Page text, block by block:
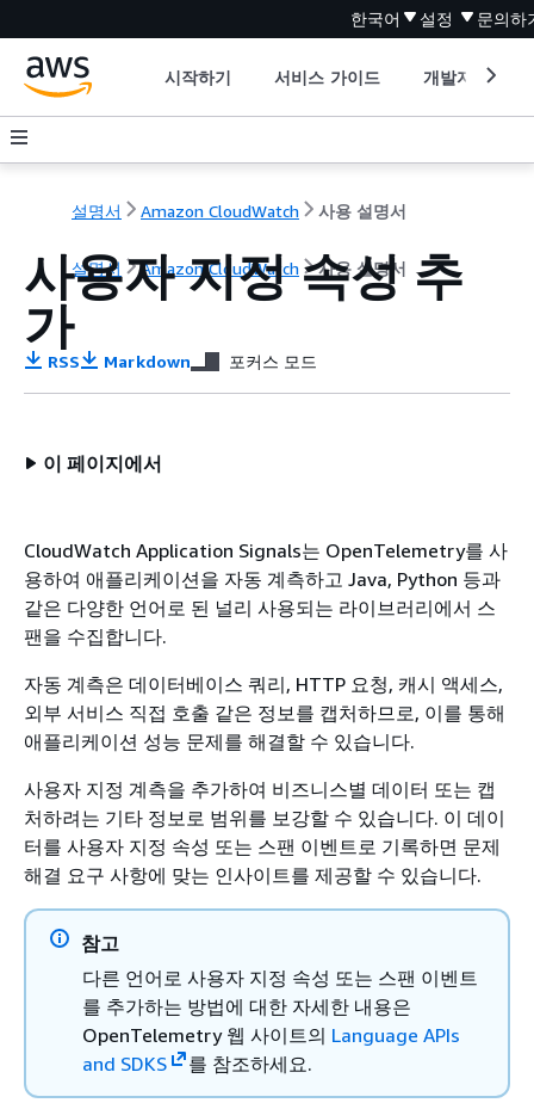
한국어 설정 문의하
시작하기 서비스 가이드 개발자 도구
설명서 Amazon CloudWatch 사용 설명서
설명서 Amazon CloudWatch 사용 설명서
사용자 지정 속성 추
가
RSS Markdown 포커스 모드
이 페이지에서
CloudWatch Application Signals는 OpenTelemetry를 사
용하여 애플리케이션을 자동 계측하고 Java, Python 등과
같은 다양한 언어로 된 널리 사용되는 라이브러리에서 스
팬을 수집합니다.
자동 계측은 데이터베이스 쿼리, HTTP 요청, 캐시 액세스,
외부 서비스 직접 호출 같은 정보를 캡처하므로, 이를 통해
애플리케이션 성능 문제를 해결할 수 있습니다.
사용자 지정 계측을 추가하여 비즈니스별 데이터 또는 캡
처하려는 기타 정보로 범위를 보강할 수 있습니다. 이 데이
터를 사용자 지정 속성 또는 스팬 이벤트로 기록하면 문제
해결 요구 사항에 맞는 인사이트를 제공할 수 있습니다.
참고
다른 언어로 사용자 지정 속성 또는 스팬 이벤트
를 추가하는 방법에 대한 자세한 내용은
OpenTelemetry 웹 사이트의 Language APIs
and SDKS
를 참조하세요.